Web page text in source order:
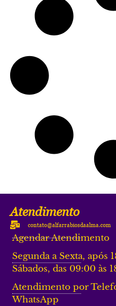
Atendimento
contato@alfarrabiosdaalma.com
Agendar Atendimento
Segunda a Sexta, após
Sábados, das 09:00 às
Atendimento por
WhatsApp